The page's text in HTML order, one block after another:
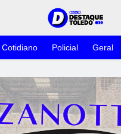
Cotidiano Policial Geral